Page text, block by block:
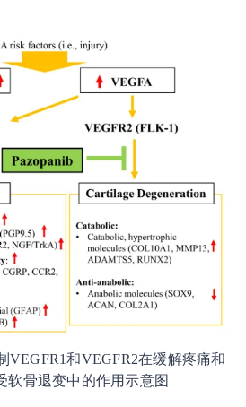
VEGFR1和VEGFR2在缓解疼痛和
软骨退变中的作用示意图